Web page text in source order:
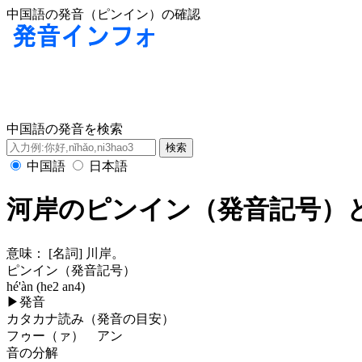
中国語の発音（ピンイン）の確認
中国語の発音を検索
中国語 日本語
河岸のピンイン（発音記号）
意味：
[名詞] 川岸。
ピンイン（発音記号）
hé'àn (he2 an4)
▶発音
カタカナ読み（発音の目安）
フゥー（ァ） アン
音の分解